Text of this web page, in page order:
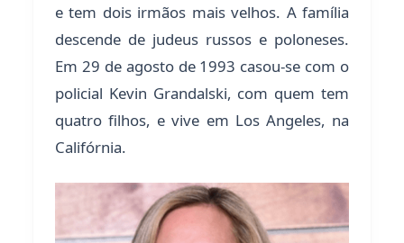
e tem dois irmãos mais velhos. A família
descende de judeus russos e poloneses.
Em 29 de agosto de 1993 casou-se com o
policial Kevin Grandalski, com quem tem
quatro filhos, e vive em Los Angeles, na
Califórnia.